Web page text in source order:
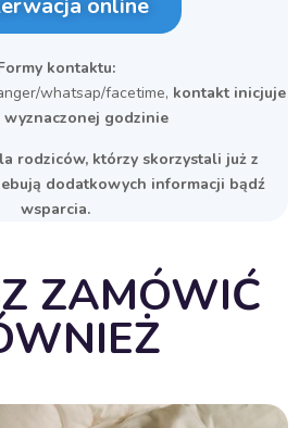
online
kontaktu:
whatsap/facetime, kontakt inicjuje
godzinie
rodziców, którzy skorzystali już z
dodatkowych informacji bądź
wsparcia.
ZAMÓWIĆ